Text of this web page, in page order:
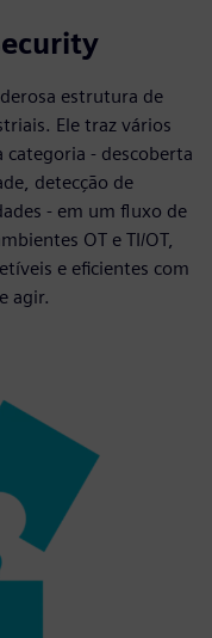
estrutura de
Ele traz vários
categoria - descoberta
detecção de
- em um fluxo de
OT e TI/OT,
e eficientes com
agir.